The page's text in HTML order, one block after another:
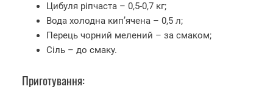
Цибуля ріпчаста – 0,5-0,7 кг;
Вода холодна кип’ячена – 0,5 л;
Перець чорний мелений – за смаком;
Сіль – до смаку.
Приготування: